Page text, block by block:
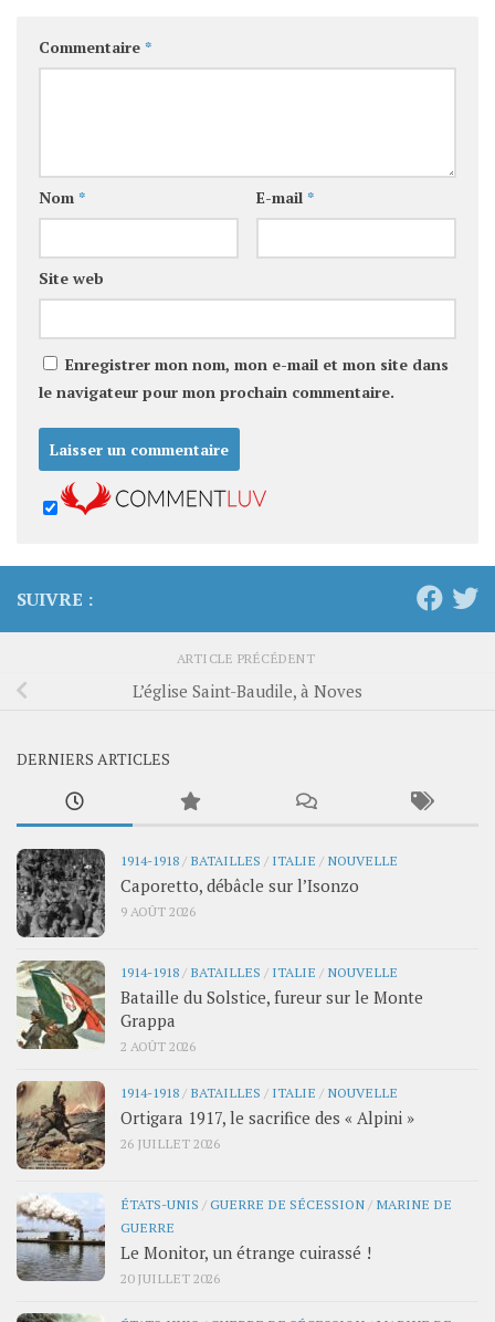
Commentaire *
Nom * E-mail *
Site web
Enregistrer mon nom, mon e-mail et mon site dans
le navigateur pour mon prochain commentaire.
SUIVRE :
ARTICLE PRÉCÉDENT
L’église Saint-Baudile, à Noves
DERNIERS ARTICLES
1914-1918 / BATAILLES / ITALIE / NOUVELLE
Caporetto, débâcle sur l’Isonzo
9 AOÛT 2026
1914-1918 / BATAILLES / ITALIE / NOUVELLE
Bataille du Solstice, fureur sur le Monte
Grappa
2 AOÛT 2026
1914-1918 / BATAILLES / ITALIE / NOUVELLE
Ortigara 1917, le sacrifice des « Alpini »
26 JUILLET 2026
ÉTATS-UNIS /GUERRE DE SÉCESSION / MARINE DE
GUERRE
Le Monitor, un étrange cuirassé !
20 JUILLET 2026